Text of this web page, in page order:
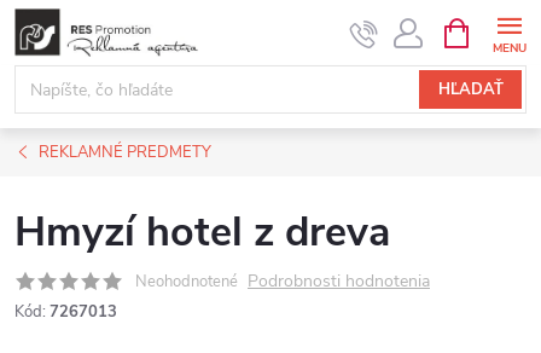
Prejsť
obsah
HĽADAŤ
KOŠÍK
REKLAMNÉ PREDMETY
Hmyzí hotel z dreva
Neohodnotené Podrobnosti hodnotenia
Kód: 7267013